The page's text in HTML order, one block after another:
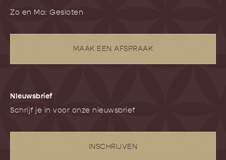
Zo en Ma: Gesloten
MAAK EEN AFSPRAAK
NIeuwsbrief
Schrijf je in voor onze nieuwsbrief
INSCHRIJVEN